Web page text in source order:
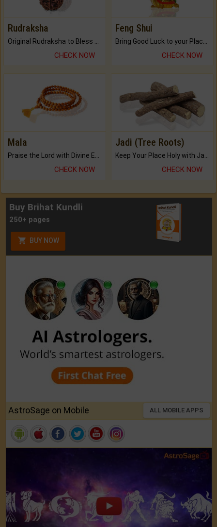
Rudraksha
CHECK NOW
Feng Shui
CHECK NOW
Mala
CHECK NOW
Jadi (Tree Roots)
CHECK NOW
Buy Brihat Kundli
250+ pages
BUY NOW
AstroSage on Mobile ALL MOBILE APPS